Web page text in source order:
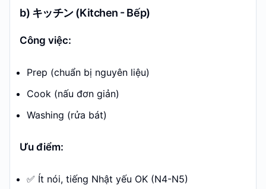
b) キッチン (Kitchen - Bếp)
Công việc:
Prep (chuẩn bị nguyên liệu)
Cook (nấu đơn giản)
Washing (rửa bát)
Ưu điểm:
✅ Ít nói, tiếng Nhật yếu OK (N4-N5)